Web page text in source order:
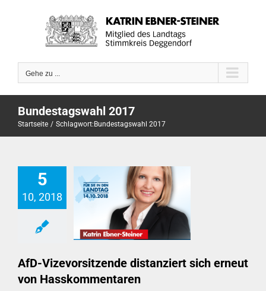
Gehe zu ...
Bundestagswahl 2017
Startseite Schlagwort: Bundestagswahl 2017
5
10, 2018
AfD-Vizevorsitzende distanziert sich erneut
von Hasskommentaren